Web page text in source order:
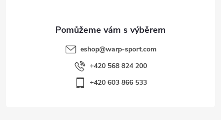
eshop@warp-sport.com
+420 568 824 200
+420 603 866 533